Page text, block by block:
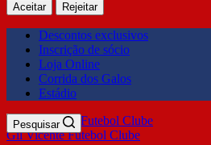
Aceitar Rejeitar
Descontos exclusivos
Inscrição de sócio
Loja Online
Corrida dos Galos
Estádio
Gil Vicente Futebol Clube
Pesquisar